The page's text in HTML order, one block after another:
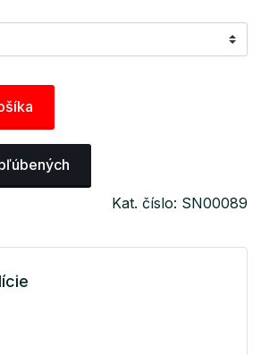
Kat. číslo: SN00089